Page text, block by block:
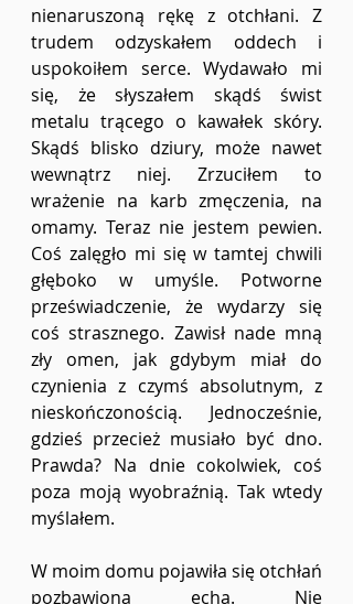
nienaruszoną rękę z otchłani. Z
trudem odzyskałem oddech i
uspokoiłem serce. Wydawało mi
się, że słyszałem skądś świst
metalu trącego o kawałek skóry.
Skądś blisko dziury, może nawet
wewnątrz niej. Zrzuciłem to
wrażenie na karb zmęczenia, na
omamy. Teraz nie jestem pewien.
Coś zalęgło mi się w tamtej chwili
głęboko w umyśle. Potworne
przeświadczenie, że wydarzy się
coś strasznego. Zawisł nade mną
zły omen, jak gdybym miał do
czynienia z czymś absolutnym, z
nieskończonością. Jednocześnie,
gdzieś przecież musiało być dno.
Prawda? Na dnie cokolwiek, coś
poza moją wyobraźnią. Tak wtedy
myślałem.
W moim domu pojawiła się otchłań
pozbawiona echa. Nie